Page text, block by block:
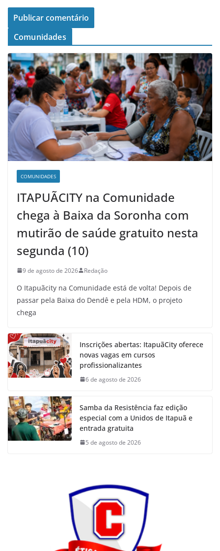
Comunidades
COMUNIDADES
ITAPUÃCITY na Comunidade
chega à Baixa da Soronha com
mutirão de saúde gratuito nesta
segunda (10)
9 de agosto de 2026 Redação
O Itapuãcity na Comunidade está de volta! Depois de
passar pela Baixa do Dendê e pela HDM, o projeto
chega
Inscrições abertas: ItapuãCity oferece
novas vagas em cursos
profissionalizantes
6 de agosto de 2026
Samba da Resistência faz edição
especial com a Unidos de Itapuã e
entrada gratuita
5 de agosto de 2026